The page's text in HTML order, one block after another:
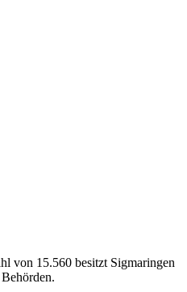
von 15.560 besitzt Sigmaringen